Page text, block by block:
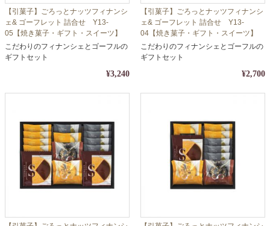
【引菓子】ごろっとナッツフィナンシ
ェ& ゴーフレット 詰合せ Y13-
05【焼き菓子・ギフト・スイーツ】
【包装・熨斗対応】
こだわりのフィナンシェとゴーフルの
ギフトセット
¥3,240
【引菓子】ごろっとナッツフィナンシ
ェ& ゴーフレット 詰合せ Y13-
04【焼き菓子・ギフト・スイーツ】
【包装・熨斗対応】
こだわりのフィナンシェとゴーフルの
ギフトセット
¥2,700